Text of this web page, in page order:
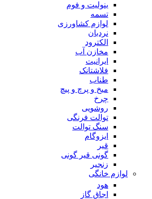
ینولیت و فوم
تسمه
لوازم کشاورزی
نردبان
الکترود
مخازن آب
ایرانیت
فلاشتانک
طناب
میخ و پرچ و پیچ
چرخ
روشویی
توالت فرنگی
سنگ توالت
ایزوگام
قیر
گونی قیر گونی
زنجیر
لوازم خانگی
هود
اجاق گاز